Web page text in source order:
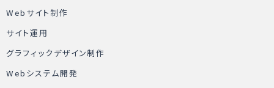
Webサイト制作
サイト運用
グラフィックデザイン制作
Webシステム開発